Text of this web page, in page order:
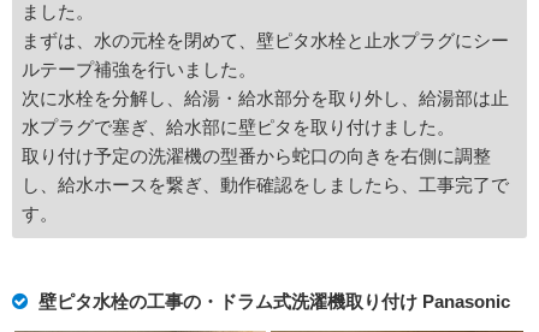
ました。
まずは、水の元栓を閉めて、壁ピタ水栓と止水プラグにシー
ルテープ補強を行いました。
次に水栓を分解し、給湯・給水部分を取り外し、給湯部は止
水プラグで塞ぎ、給水部に壁ピタを取り付けました。
取り付け予定の洗濯機の型番から蛇口の向きを右側に調整
し、給水ホースを繋ぎ、動作確認をしましたら、工事完了で
す。
壁ピタ水栓の工事の・ドラム式洗濯機取り付け Panasonic